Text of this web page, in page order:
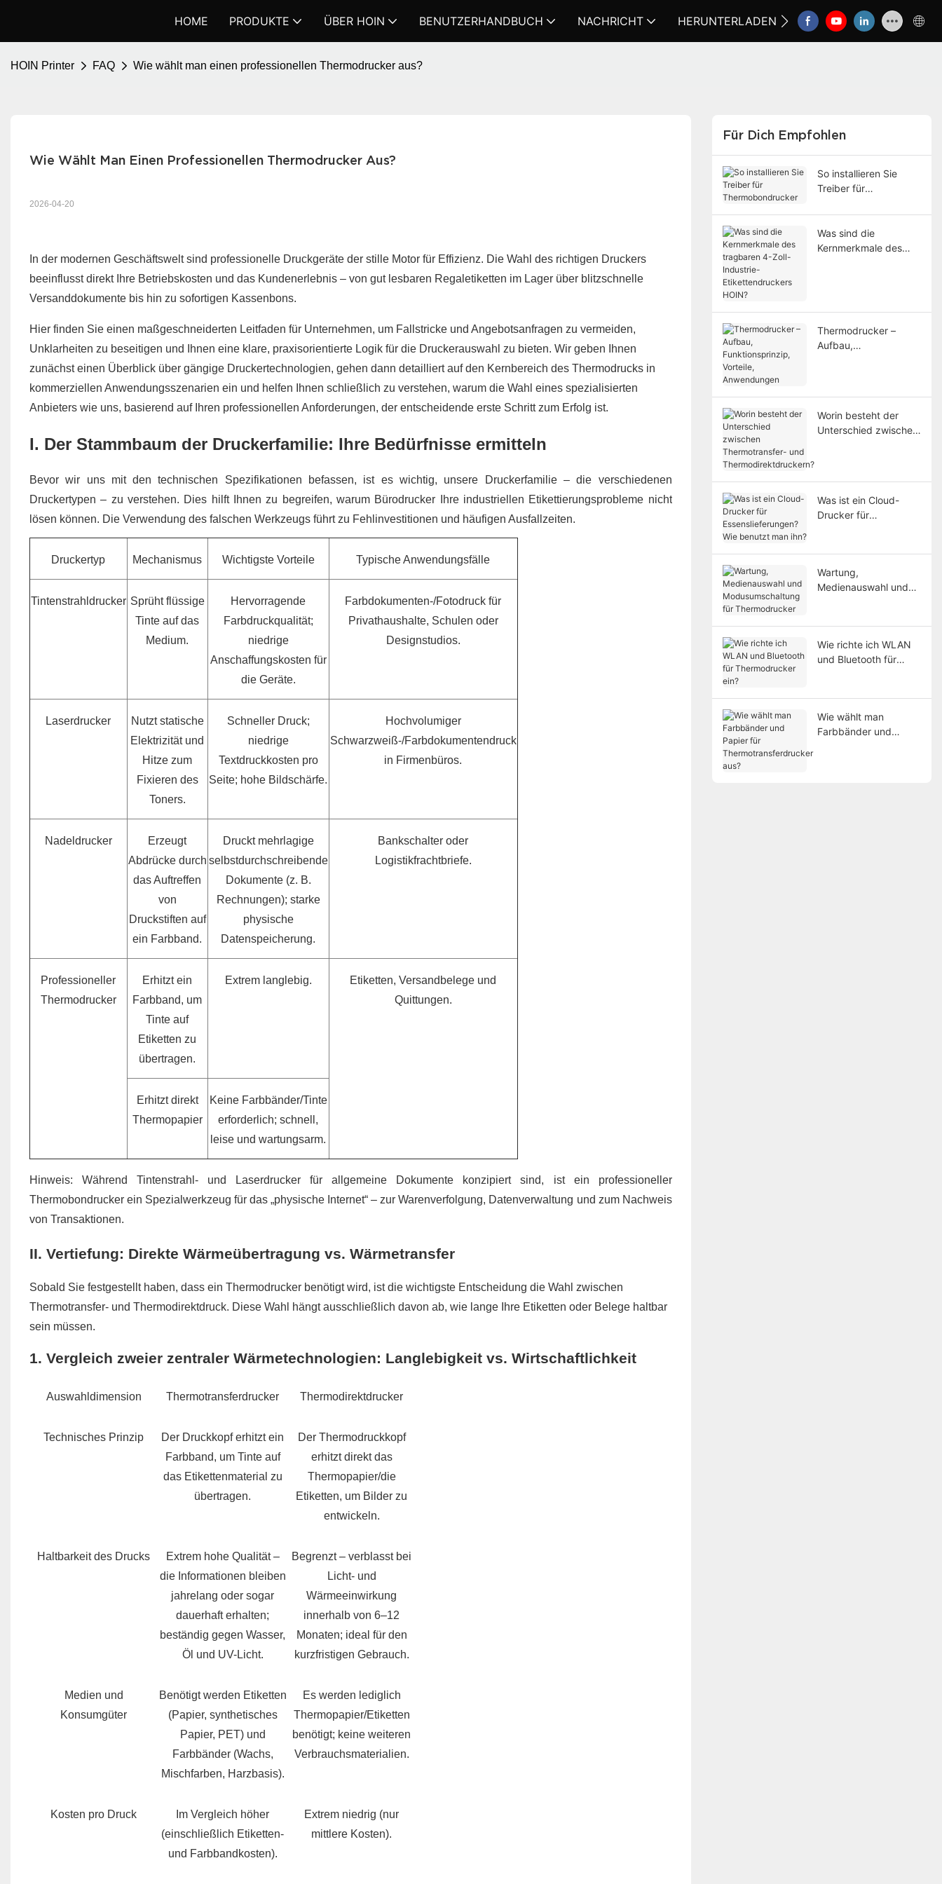
HOME PRODUKTE ÜBER HOIN BENUTZERHANDBUCH NACHRICHT HERUNTERLADEN KONTAKTIEREN SIE UNS
HOIN Printer FAQ Wie wählt man einen professionellen Thermodrucker aus?
Wie Wählt Man Einen Professionellen Thermodrucker Aus?
2026-04-20
In der modernen Geschäftswelt sind professionelle Druckgeräte der stille Motor für Effizienz. Die Wahl des richtigen Druckers
beeinflusst direkt Ihre Betriebskosten und das Kundenerlebnis – von gut lesbaren Regaletiketten im Lager über blitzschnelle
Versanddokumente bis hin zu sofortigen Kassenbons.
Hier finden Sie einen maßgeschneiderten Leitfaden für Unternehmen, um Fallstricke und Angebotsanfragen zu vermeiden,
Unklarheiten zu beseitigen und Ihnen eine klare, praxisorientierte Logik für die Druckerauswahl zu bieten. Wir geben Ihnen
zunächst einen Überblick über gängige Druckertechnologien, gehen dann detailliert auf den Kernbereich des Thermodrucks in
kommerziellen Anwendungsszenarien ein und helfen Ihnen schließlich zu verstehen, warum die Wahl eines spezialisierten
Anbieters wie uns, basierend auf Ihren professionellen Anforderungen, der entscheidende erste Schritt zum Erfolg ist.
I. Der Stammbaum der Druckerfamilie: Ihre Bedürfnisse ermitteln
Bevor wir uns mit den technischen Spezifikationen befassen, ist es wichtig, unsere Druckerfamilie – die verschiedenen
Druckertypen – zu verstehen. Dies hilft Ihnen zu begreifen, warum Bürodrucker Ihre industriellen Etikettierungsprobleme nicht
lösen können. Die Verwendung des falschen Werkzeugs führt zu Fehlinvestitionen und häufigen Ausfallzeiten.
Druckertyp Mechanismus Wichtigste Vorteile Typische Anwendungsfälle
Tintenstrahldrucker Sprüht flüssige
Tinte auf das
Medium.
Hervorragende
Farbdruckqualität;
niedrige
Anschaffungskosten für
die Geräte.
Farbdokumenten-/Fotodruck für
Privathaushalte, Schulen oder
Designstudios.
Laserdrucker
Nutzt statische
Elektrizität und
Hitze zum
Fixieren des
Toners.
Schneller Druck;
niedrige
Textdruckkosten pro
Seite; hohe Bildschärfe.
Hochvolumiger
Schwarzweiß-/Farbdokumentendruck
in Firmenbüros.
Nadeldrucker
Erzeugt
Abdrücke durch
das Auftreffen
von
Druckstiften auf
ein Farbband.
Druckt mehrlagige
selbstdurchschreibende
Dokumente (z. B.
Rechnungen); starke
physische
Datenspeicherung.
Bankschalter oder
Logistikfrachtbriefe.
Professioneller
Thermodrucker
Erhitzt ein
Farbband, um
Tinte auf
Etiketten zu
übertragen.
Extrem langlebig.
Etiketten, Versandbelege und
Quittungen.
Erhitzt direkt
Thermopapier
Keine Farbbänder/Tinte
erforderlich; schnell,
leise und wartungsarm.
Hinweis: Während Tintenstrahl- und Laserdrucker für allgemeine Dokumente konzipiert sind, ist ein professioneller
Thermobondrucker ein Spezialwerkzeug für das „physische Internet“ – zur Warenverfolgung, Datenverwaltung und zum Nachweis
von Transaktionen.
II. Vertiefung: Direkte Wärmeübertragung vs. Wärmetransfer
Sobald Sie festgestellt haben, dass ein Thermodrucker benötigt wird, ist die wichtigste Entscheidung die Wahl zwischen
Thermotransfer- und Thermodirektdruck. Diese Wahl hängt ausschließlich davon ab, wie lange Ihre Etiketten oder Belege haltbar
sein müssen.
1. Vergleich zweier zentraler Wärmetechnologien: Langlebigkeit vs. Wirtschaftlichkeit
Auswahldimension Thermotransferdrucker Thermodirektdrucker
Technisches Prinzip
Der Druckkopf erhitzt ein
Farbband, um Tinte auf
das Etikettenmaterial zu
übertragen.
Der Thermodruckkopf
erhitzt direkt das
Thermopapier/die
Etiketten, um Bilder zu
entwickeln.
Haltbarkeit des Drucks
Extrem hohe Qualität –
die Informationen bleiben
jahrelang oder sogar
dauerhaft erhalten;
beständig gegen Wasser,
Öl und UV-Licht.
Begrenzt – verblasst bei
Licht- und
Wärmeeinwirkung
innerhalb von 6–12
Monaten; ideal für den
kurzfristigen Gebrauch.
Medien und
Konsumgüter
Benötigt werden Etiketten
(Papier, synthetisches
Papier, PET) und
Farbbänder (Wachs,
Mischfarben, Harzbasis).
Es werden lediglich
Thermopapier/Etiketten
benötigt; keine weiteren
Verbrauchsmaterialien.
Kosten pro Druck
Im Vergleich höher
(einschließlich Etiketten-
und Farbbandkosten).
Extrem niedrig (nur
mittlere Kosten).
Für Dich Empfohlen
So installieren Sie
Treiber für
Was sind die
Kernmerkmale des
Thermodrucker –
Aufbau,
Worin besteht der
Unterschied zwischen
Was ist ein Cloud-
Drucker für
Wartung,
Medienauswahl und
Wie richte ich WLAN
und Bluetooth für
Wie wählt man
Farbbänder und